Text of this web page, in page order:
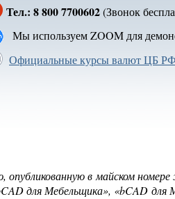
Тел.: 8 800 7700602(Звонок
Мы используем ZOOM для
Официальные курсы валют ЦБ РФ
в майском
для Мебельщика», «bCAD